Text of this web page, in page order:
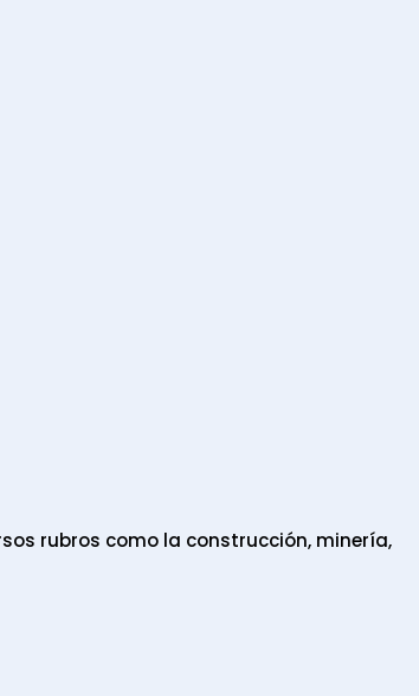
rubros como la construcción, minería,